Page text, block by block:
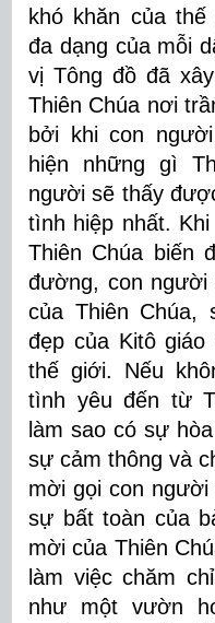
khó khăn của
đa dạng của mỗi
vị Tông đồ đã
Thiên Chúa nơi
bởi khi con
hiện những gì
người sẽ thấy
tình hiệp nhất.
Thiên Chúa biến
đường, con
của Thiên Chúa,
đẹp của Kitô giáo
thế giới. Nếu
tình yêu đến từ
làm sao có sự
sự cảm thông và
mời gọi con
sự bất toàn của
mời của Thiên
làm việc chăm
như một vườn